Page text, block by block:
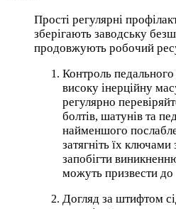
Прості регулярні
зберігають заводську
продовжують робочий
Контроль
високу інерційну
регулярно
болтів, шатунів та
найменшого
затягніть їх
запобігти
можуть призвести
Догляд за штифтом